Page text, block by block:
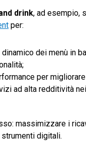
drink, ad esempio,
per:
dei menù in
per
ad alta redditività
massimizzare i
digitali.